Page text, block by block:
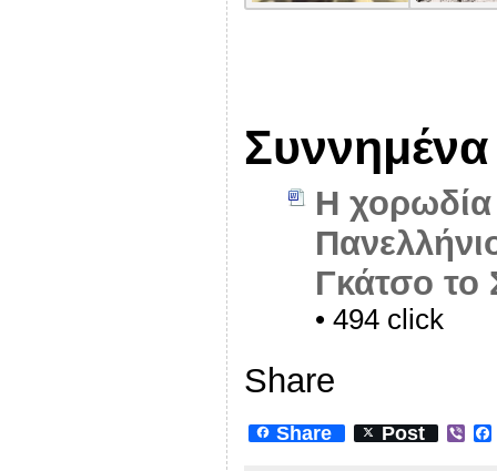
Συννημένα
Η χορωδία
Γκάτσο το
• 494 click
Share
Share Post
V